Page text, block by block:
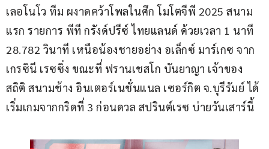
เลอโนโว ทีม ผงาดคว้าโพลในศึก โมโตจีพี 2025 สนาม
แรก รายการ พีที กรังด์ปรีซ์ ไทยแลนด์ ด้วยเวลา 1 นาที
28.782 วินาที เหนือน้องชายอย่าง อเล็กซ์ มาร์เกซ จาก
เกรซินี เรซซิ่ง ขณะที่ ฟรานเชสโก บันยาญา เจ้าของ
สถิติ สนามช้าง อินเตอร์เนชั่นแนล เซอร์กิต จ.บุรีรัมย์ ได้
เริ่มเกมจากกริดที่ 3 ก่อนดวล สปรินต์เรซ บ่ายวันเสาร์นี้